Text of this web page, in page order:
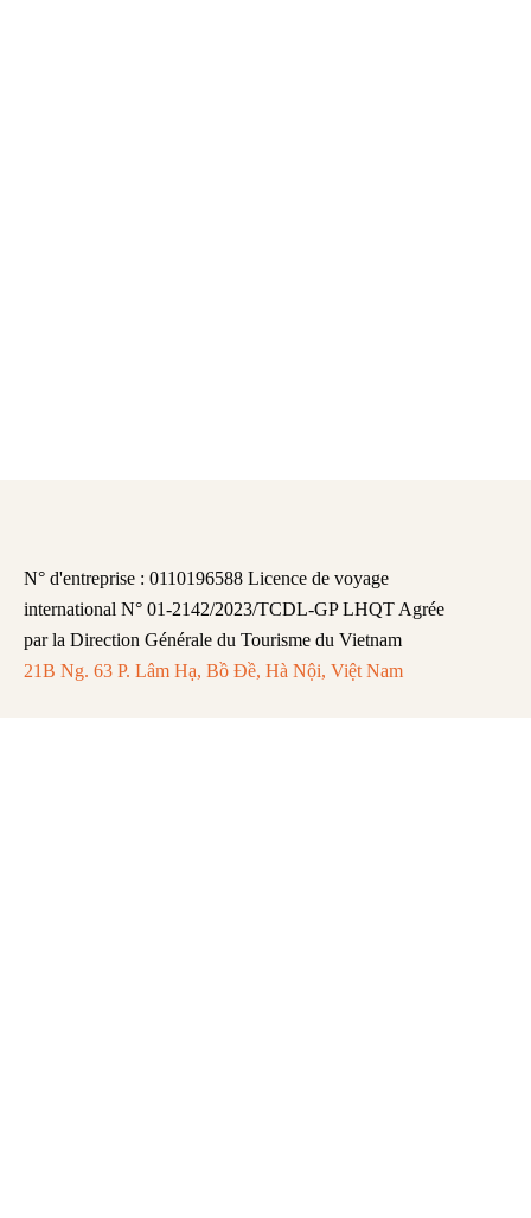
N° d'entreprise : 0110196588 Licence de voyage
international N° 01-2142/2023/TCDL-GP LHQT Agrée
par la Direction Générale du Tourisme du Vietnam
21B Ng. 63 P. Lâm Hạ, Bồ Đề, Hà Nội, Việt Nam